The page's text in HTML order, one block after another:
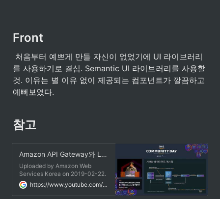
Front
를 사용하기로 결심. Semantic UI 라이브러리를 사용할
것. 이유는 별 이유 없이 제공되는 컴포넌트가 깔끔하고
예뻐보였다.
참고
Amazon API Gateway와 Lambda 함수 기반 Websocket 앱 구현하기 - 권정빈(AWSKRUG)
Uploaded by Amazon Web
Services Korea on 2019-02-22.
https://www.youtube.com/watch?v=euQZbYT6cF4